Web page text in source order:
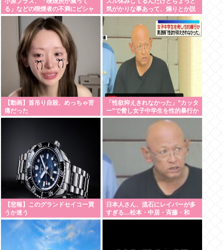
る」などの喫煙者の不満にピシャ
リ 「じゃあやめれば？タバコなん
て家でだけ吸ってればいい」
気がかりな事あって、煽りとか説
教とか抜きに客観的意見くれる人
だけきてくれ
【動画】首吊り自殺、めっちゃ苦
痛だった
「性欲抑えきれなかった」”カッタ
ー”で脅し女子中学生を性的暴行か
自称アルバイトの56歳男を逮捕
【悲報】このグランドセイコー買
うか迷う
日本人さん、流石にレイパーが多
すぎる…松本・中居・斉藤・和
田・伊藤・佐野・新井・ボビーオ